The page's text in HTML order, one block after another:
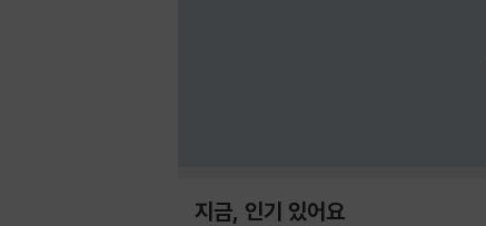
지금, 인기 있어요